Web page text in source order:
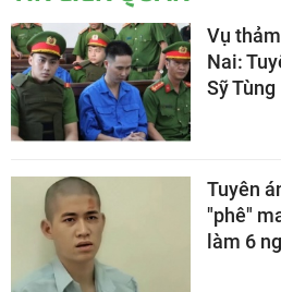
Vụ
Nai:
Sỹ Tùng
Tuyên
"phê"
làm 6